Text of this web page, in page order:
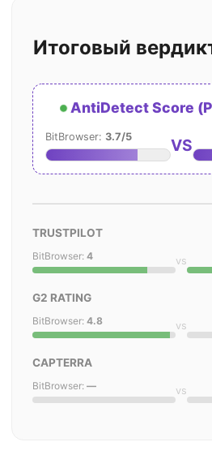
Итоговый
AntiDetect Score
BitBrowser: 3.7/5 VS
TRUSTPILOT
BitBrowser: 4 vs
G2 RATING
BitBrowser: 4.8 vs
CAPTERRA
BitBrowser: — vs